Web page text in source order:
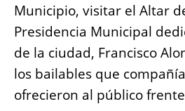
Municipio, visitar el Altar
Presidencia Municipal
de la ciudad, Francisco
los bailables que
ofrecieron al público